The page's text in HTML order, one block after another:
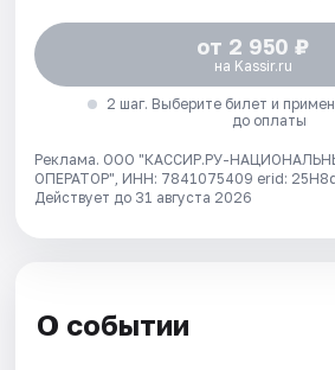
от 2 950 ₽
на Kassir.ru
2 шаг. Выберите билет и
до оплаты
Реклама. ООО "КАССИР.РУ-
ОПЕРАТОР", ИНН: 7841075409 erid:
Действует до 31 августа 2026
О событии